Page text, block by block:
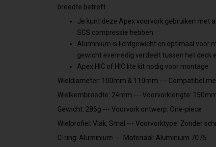
breedte betreft.
Je kunt deze Apex voorvork gebruiken met
SCS compressie hebben
Aluminium is lichtgewicht en optimaal voor
gewicht evenredig verdeelt tussen het deck
Apex HIC of HIC lite kit nodig voor montage
Wieldiameter: 100mm & 110mm --- Compatibel
Wielkernbreedte: 24mm --- Voorvorklengte:
Gewicht: 286g --- Voorvork ontwerp: One-piece
Wielprofiel: Vlak, Smal --- Voorvorktype: Zonder
C-ring: Aluminium --- Materiaal: Aluminium 7075